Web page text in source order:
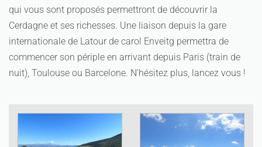
qui vous sont proposés permettront de découvrir la
Cerdagne et ses richesses. Une liaison depuis la gare
internationale de Latour de carol Enveitg permettra de
commencer son périple en arrivant depuis Paris (train de
nuit), Toulouse ou Barcelone. N'hésitez plus, lancez vous !